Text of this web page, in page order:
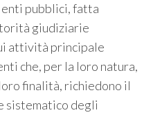
pubblici, fatta
giudiziarie
attività principale
che, per la loro natura,
finalità, richiedono il
sistematico degli